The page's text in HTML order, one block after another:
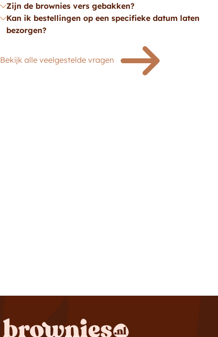
Zijn de brownies vers gebakken?
Kan ik bestellingen op een specifieke datum laten
bezorgen?
Bekijk alle veelgestelde vragen